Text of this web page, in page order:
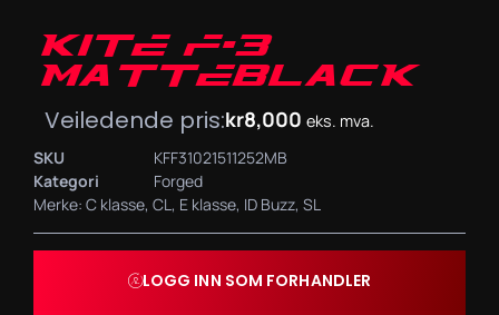
KITE F-3
MATTEBLACK
Veiledende pris:kr8,000 eks. mva.
SKU
KFF31021511252MB
Kategori
Forged
Merke: C klasse, CL, E klasse, ID Buzz, SL
LOGG INN SOM FORHANDLER